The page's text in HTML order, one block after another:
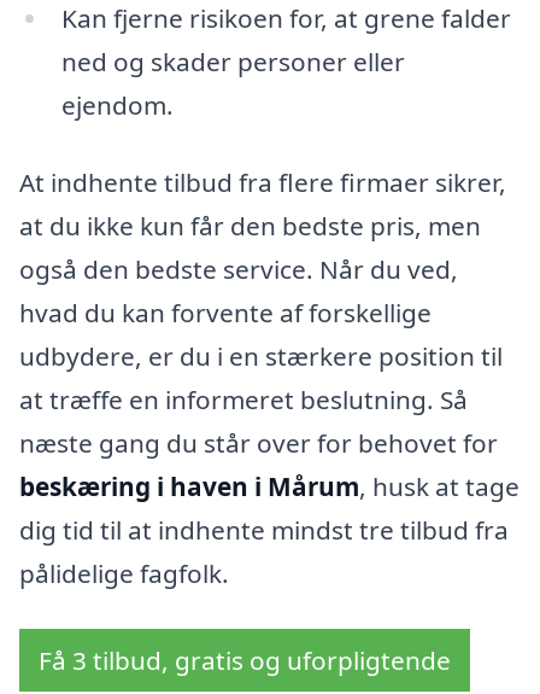
Kan fjerne risikoen for, at grene falder
ned og skader personer eller
ejendom.
At indhente tilbud fra flere firmaer sikrer,
at du ikke kun får den bedste pris, men
også den bedste service. Når du ved,
hvad du kan forvente af forskellige
udbydere, er du i en stærkere position til
at træffe en informeret beslutning. Så
næste gang du står over for behovet for
beskæring i haven i Mårum, husk at tage
dig tid til at indhente mindst tre tilbud fra
pålidelige fagfolk.
Få 3 tilbud, gratis og uforpligtende